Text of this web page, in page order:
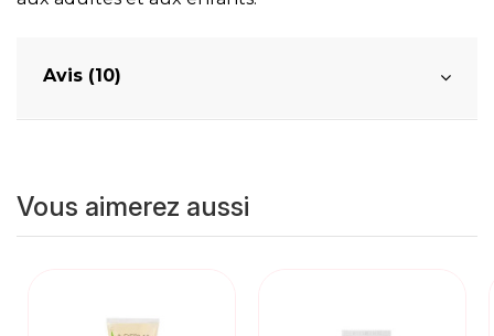
Avis (10)
Vous aimerez aussi